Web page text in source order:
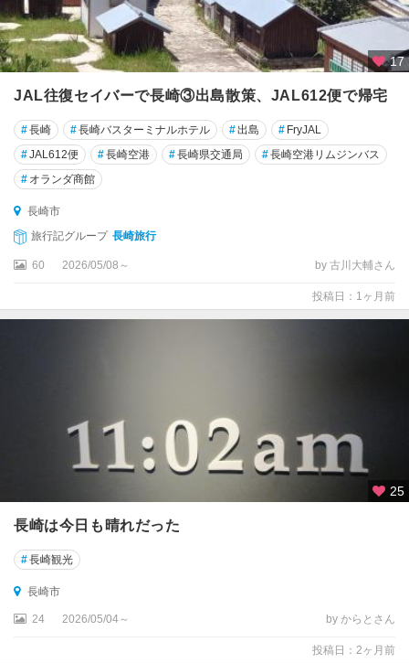
17
JAL往復セイバーで長崎③出島散策、JAL612便で帰宅
#長崎 #長崎バスターミナルホテル #出島 # FryJAL
#JAL612便 #長崎空港 #長崎県交通局 #長崎空港リムジンバス
# オランダ商館
長崎市
旅行記グループ 長崎旅行
60 2026/05/08～ by 古川大輔さん
投稿日：1ヶ月前
25
長崎は今日も晴れだった
#長崎観光
長崎市
24 2026/05/04～ by からとさん
投稿日：2ヶ月前